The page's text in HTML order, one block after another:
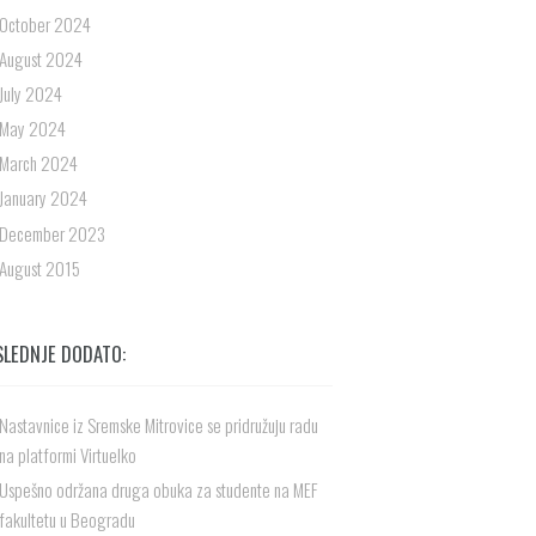
October 2024
August 2024
July 2024
May 2024
March 2024
January 2024
December 2023
August 2015
DODATO:
Nastavnice iz Sremske Mitrovice se pridružuju radu
na platformi Virtuelko
Uspešno održana druga obuka za studente na MEF
fakultetu u Beogradu